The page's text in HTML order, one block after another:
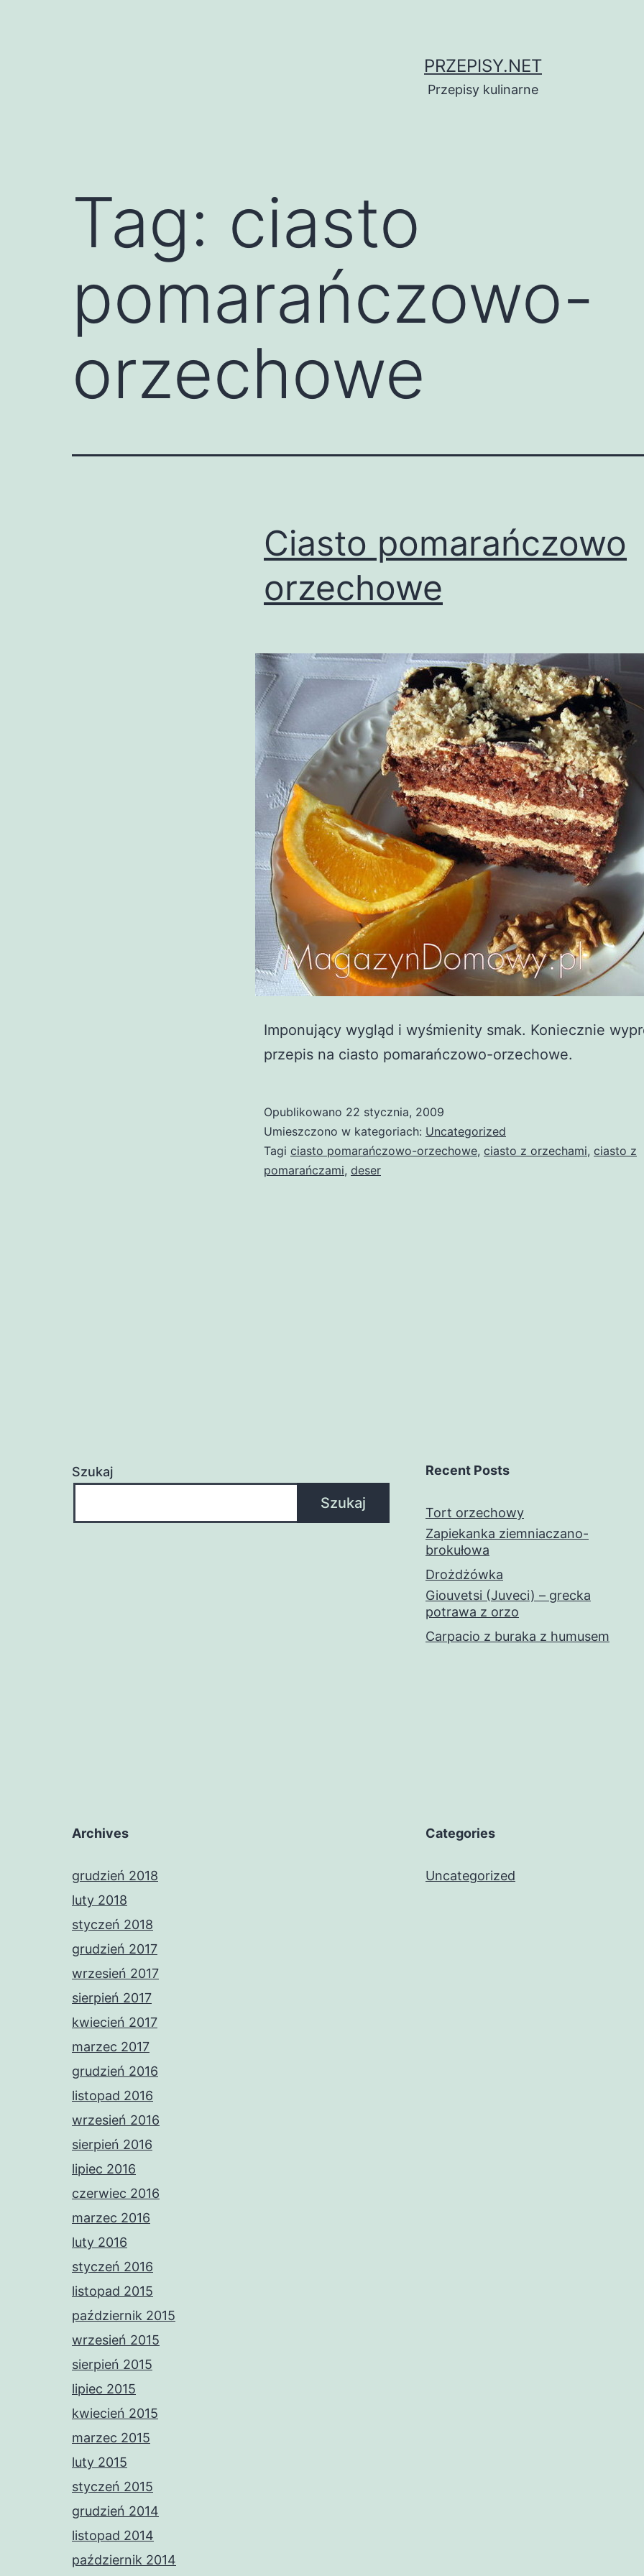
PRZEPISY.NET
Przepisy kulinarne
Tag: ciasto
pomarańczowo-
orzechowe
Ciasto pomarańczowo
orzechowe
Imponujący wygląd i wyśmienity smak. Koniecznie
przepis na ciasto pomarańczowo-orzechowe.
Opublikowano 22 stycznia, 2009
Umieszczono w kategoriach: Uncategorized
Tagi ciasto pomarańczowo-orzechowe, ciasto z orzechami, ciasto z
pomarańczami, deser
Szukaj
Szukaj
Recent Posts
Tort orzechowy
Zapiekanka ziemniaczano-
brokułowa
Drożdżówka
Giouvetsi (Juveci) – grecka
potrawa z orzo
Carpacio z buraka z humusem
Archives
grudzień 2018
luty 2018
styczeń 2018
grudzień 2017
wrzesień 2017
sierpień 2017
kwiecień 2017
marzec 2017
grudzień 2016
listopad 2016
wrzesień 2016
sierpień 2016
lipiec 2016
czerwiec 2016
marzec 2016
luty 2016
styczeń 2016
listopad 2015
październik 2015
wrzesień 2015
sierpień 2015
lipiec 2015
kwiecień 2015
marzec 2015
luty 2015
styczeń 2015
grudzień 2014
listopad 2014
październik 2014
Categories
Uncategorized